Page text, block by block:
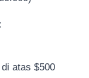
atas $500